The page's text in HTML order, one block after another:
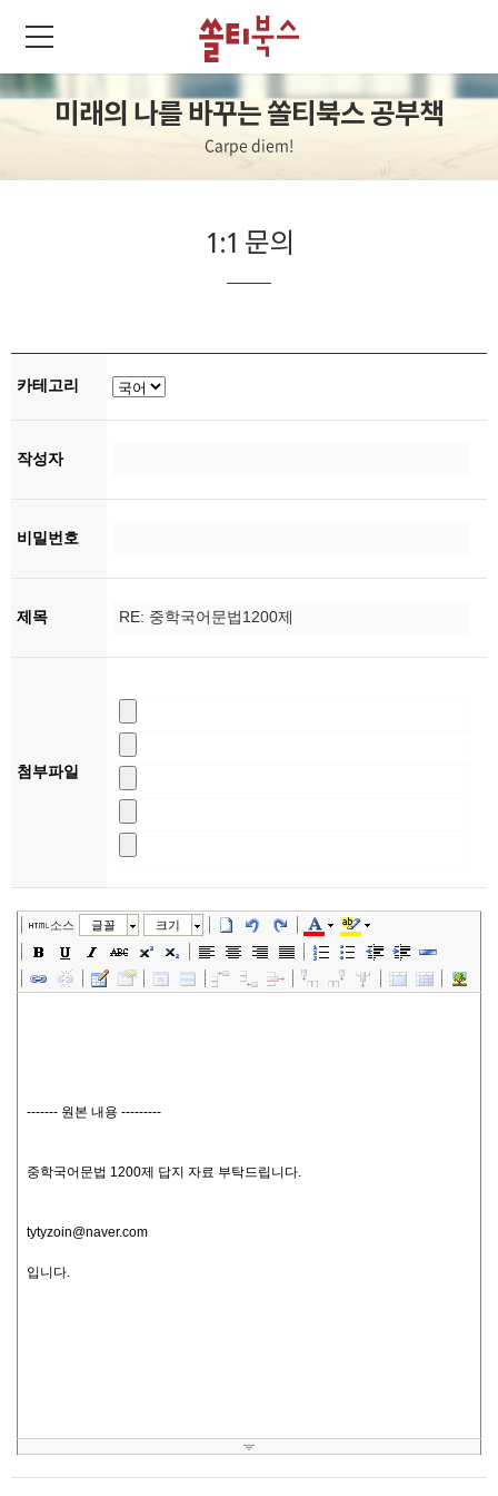
미래의 나를 바꾸는 쏠티북스 공부책
Carpe diem!
1:1 문의
카테고리
작성자
비밀번호
제목
첨부파일
소스 글꼴 크기